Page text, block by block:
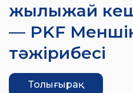
жылыжай
— PKF
тәжірибесі
Толығырақ